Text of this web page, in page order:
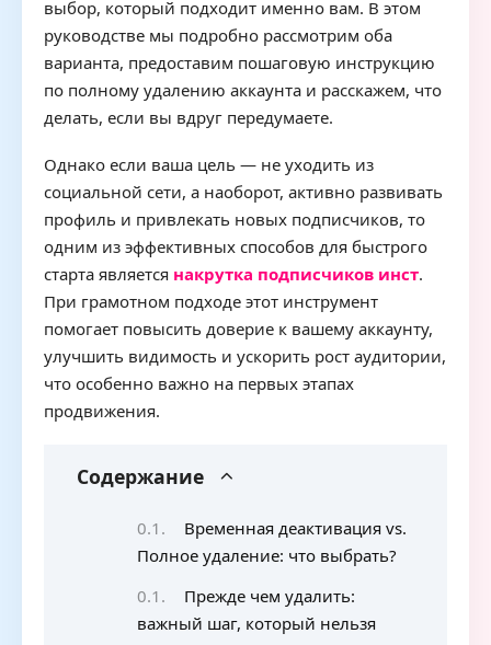
выбор, который подходит именно вам. В этом
руководстве мы подробно рассмотрим оба
варианта, предоставим пошаговую инструкцию
по полному удалению аккаунта и расскажем, что
делать, если вы вдруг передумаете.
Однако если ваша цель — не уходить из
социальной сети, а наоборот, активно развивать
профиль и привлекать новых подписчиков, то
одним из эффективных способов для быстрого
старта является накрутка подписчиков инст.
При грамотном подходе этот инструмент
помогает повысить доверие к вашему аккаунту,
улучшить видимость и ускорить рост аудитории,
что особенно важно на первых этапах
продвижения.
Содержание
Временная деактивация vs.
Полное удаление: что выбрать?
Прежде чем удалить:
важный шаг, который нельзя